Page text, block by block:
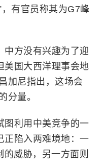
有官员称其为G7峰
中方没有兴趣为了迎
美国大西洋理事会地
加尼指出，这场会
分量。
图利用中美竞争的一
正陷入两难境地：一
威胁，另一方面则